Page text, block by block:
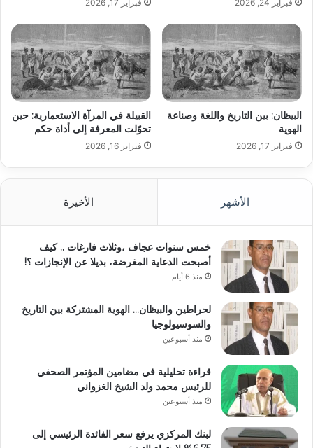
فبراير 24, 2026 فبراير 17, 2026
البيظان: بين التاريخ واللغة وصناعة
الهوية
فبراير 17, 2026
القبيلة في المرآة الاستعمارية: حين
تحوّلت المعرفة إلى أداة حكم
فبراير 16, 2026
الأشهر الأخيرة
خمس سنوات عجاف ،وثلاث فارغات .. كيف
أصبحت الدعاية المغرضة، بديلا عن الإنجازات ؟!
منذ 6 أيام
لحراطين والبيظان… الهوية المشتركة بين التاريخ
والسوسيولوجيا
منذ أسبوعين
قراءة تحليلية في مضامين المؤتمر الصحفي
للرئيس محمد ولد الشيخ الغزواني
منذ أسبوعين
لبنك المركزي يرفع سعر الفائدة الرئيسي إلى